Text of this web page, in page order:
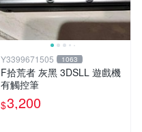
Y3399671505 1063
F拾荒者 灰黑 3DSLL 遊戲機
有觸控筆
$3,200